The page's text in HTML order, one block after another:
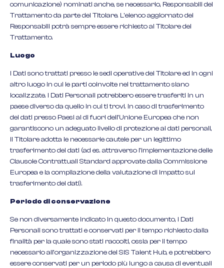
comunicazione) nominati anche, se necessario, Responsabili del
Trattamento da parte del Titolare. L’elenco aggiornato dei
Responsabili potrà sempre essere richiesto al Titolare del
Trattamento.
Luogo
I Dati sono trattati presso le sedi operative del Titolare ed in ogni
altro luogo in cui le parti coinvolte nel trattamento siano
localizzate. I Dati Personali potrebbero essere trasferiti in un
paese diverso da quello in cui ti trovi. In caso di trasferimento
dei dati presso Paesi al di fuori dell’Unione Europea che non
garantiscono un adeguato livello di protezione ai dati personali,
il Titolare adotta le necessarie cautele per un legittimo
trasferimento dei dati (ad es. attraverso l’implementazione delle
Clausole Contrattuali Standard approvate dalla Commissione
Europea e la compilazione della valutazione di impatto sul
trasferimento dei dati).
Periodo di conservazione
Se non diversamente indicato in questo documento, i Dati
Personali sono trattati e conservati per il tempo richiesto dalla
finalità per la quale sono stati raccolti, ossia per il tempo
necessario all’organizzazione del SIS Talent Hub, e potrebbero
essere conservati per un periodo più lungo a causa di eventuali